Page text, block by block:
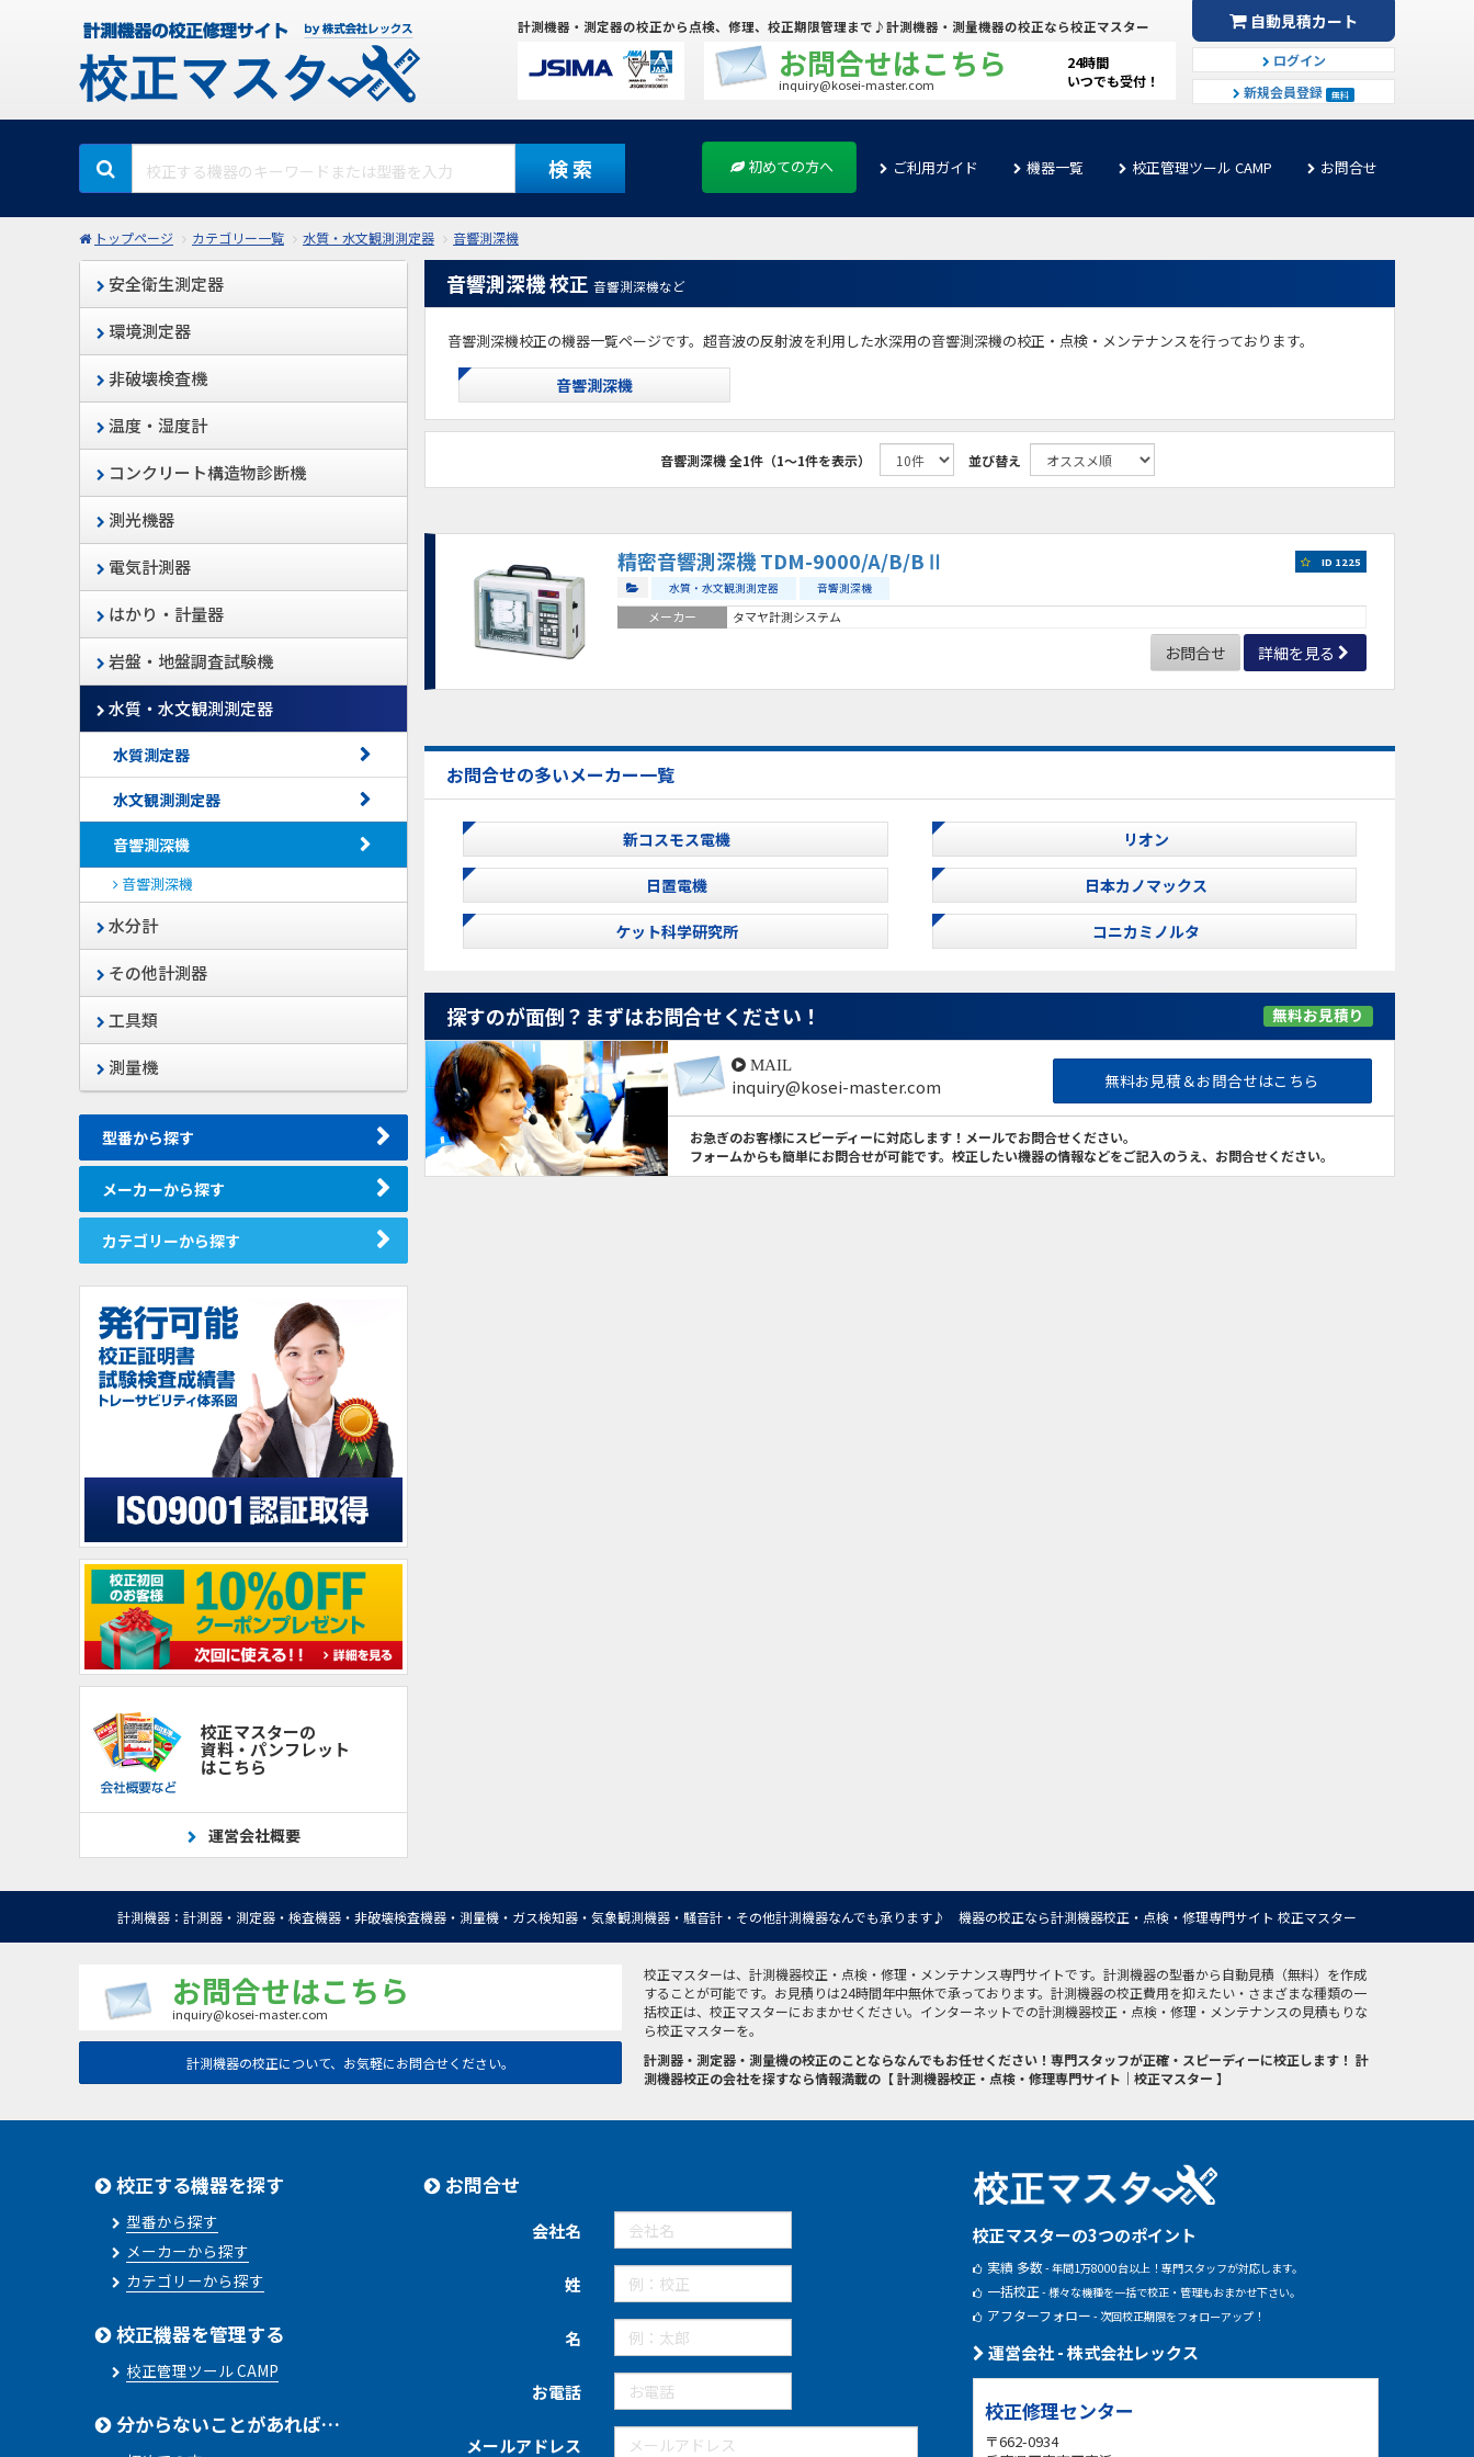
計測機器・測定器の校正から点検、修理、校正期限管理まで♪計測機器・測量機器の校正なら校正マスター
24時間
いつでも受付！
お問合せはこちら
inquiry@kosei-master.com
自動見積カート
ログイン
新規会員登録
無料
検 索 初めての方へ ご利用ガイド 機器一覧 校正管理ツール CAMP お問合せ
トップページ カテゴリー一覧 水質・水文観測測定器 音響測深機
安全衛生測定器
環境測定器
非破壊検査機
温度・湿度計
コンクリート構造物診断機
測光機器
電気計測器
はかり・計量器
岩盤・地盤調査試験機
水質・水文観測測定器
水質測定器
水文観測測定器
音響測深機
音響測深機
水分計
その他計測器
工具類
測量機
型番から探す
メーカーから探す
カテゴリーから探す
校正マスターの
資料・パンフレット
はこちら
運営会社概要
音響測深機 校正 音響測深機など
音響測深機校正の機器一覧ページです。超音波の反射波を利用した水深用の音響測深機の校正・点検・メンテナンスを行っております。
音響測深機
音響測深機全1件（1～1件を表示） 並び替え
ID 1225
精密音響測深機 TDM-9000/A/B/BⅡ
水質・水文観測測定器 音響測深機
メーカー タマヤ計測システム
お問合せ 詳細を見る
お問合せの多いメーカー一覧
新コスモス電機 リオン
日置電機 日本カノマックス
ケット科学研究所 コニカミノルタ
探すのが面倒？ まずはお問合せください！ 無料お見積り
MAIL
inquiry@kosei-master.com 無料お見積＆お問合せはこちら
お急ぎのお客様にスピーディーに対応します！メールでお問合せください。
フォームからも簡単にお問合せが可能です。校正したい機器の情報などをご記入のうえ、お問合せください。
計測機器：計測器・測定器・検査機器・非破壊検査機器・測量機・ガス検知器・気象観測機器・騒音計・その他計測機器なんでも承ります♪ 機器の校正なら計測機器校正・点検・修理専門サイト 校正マスター
お問合せはこちら
inquiry@kosei-master.com
計測機器の校正について、お気軽にお問合せください。
校正マスターは、計測機器校正・点検・修理・メンテナンス専門サイトです。計測機器の型番から自動見積（無料）を作成
することが可能です。お見積りは24時間年中無休で承っております。計測機器の校正費用を抑えたい・さまざまな種類の一
括校正は、校正マスターにおまかせください。インターネットでの計測機器校正・点検・修理・メンテナンスの見積もりな
ら校正マスターを。
計測器・測定器・測量機の校正のことならなんでもお任せください！専門スタッフが正確・スピーディーに校正します！ 計
測機器校正の会社を探すなら情報満載の【 計測機器校正・点検・修理専門サイト｜校正マスター 】
校正する機器を探す
型番から探す
メーカーから探す
カテゴリーから探す
校正機器を管理する
校正管理ツール CAMP
分からないことがあれば…
お問合せ
会社名
姓
名
お電話
メールアドレス
校正マスターの3つのポイント
実績 多数- 年間1万8000台以上！専門スタッフが対応します。
一括校正 - 様々な機種を一括で校正・管理もおまかせ下さい。
アフターフォロー - 次回校正期限をフォローアップ！
運営会社 - 株式会社レックス
校正修理センター
〒662-0934